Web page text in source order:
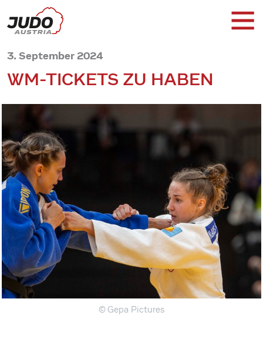
3. September 2024
WM-TICKETS ZU HABEN
© Gepa Pictures